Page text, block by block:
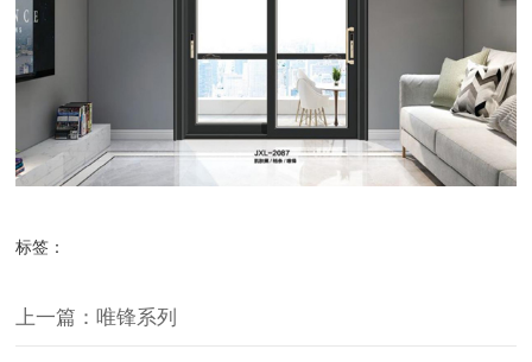
标签：
上一篇：唯锋系列